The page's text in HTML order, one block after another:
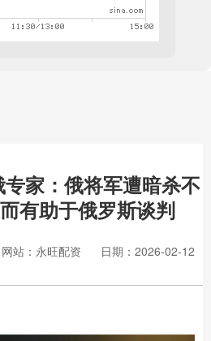
家：俄将军遭暗杀不
有助于俄罗斯谈判
网站：永旺配资
日期：2026-02-12